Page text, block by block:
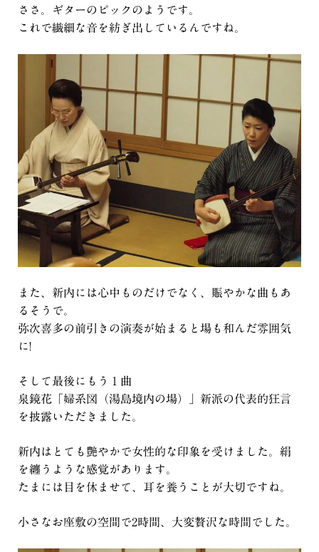
ささ。ギターのピックのようです。
これで繊細な音を紡ぎ出しているんですね。
また、新内には心中ものだけでなく、賑やかな曲もあ
るそうで。
弥次喜多の前引きの演奏が始まると場も和んだ雰囲気
に!
そして最後にもう１曲
泉鏡花「婦系図（湯島境内の場）」新派の代表的狂言
を披露いただきました。
新内はとても艶やかで女性的な印象を受けました。絹
を纏うような感覚があります。
たまには目を休ませて、耳を養うことが大切ですね。
小さなお座敷の空間で2時間、大変贅沢な時間でした。